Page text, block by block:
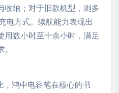
收纳；对于旧款机型，则多
电方式。续航能力表现出
用数小时至十余小时，满足
鸿中电容笔在核心的书